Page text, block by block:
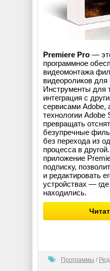
Premiere Pro —
программное
видеомонтажа
видеороликов для
Инструменты для
интеграция с
сервисами Adobe,
технологии Adobe
превращать
безупречные
без перехода из
процесса в
приложение
подписку,
и редактировать
устройствах —
находились.
Программы /